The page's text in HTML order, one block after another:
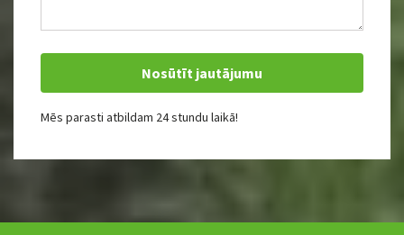
Mēs parasti atbildam 24 stundu laikā!